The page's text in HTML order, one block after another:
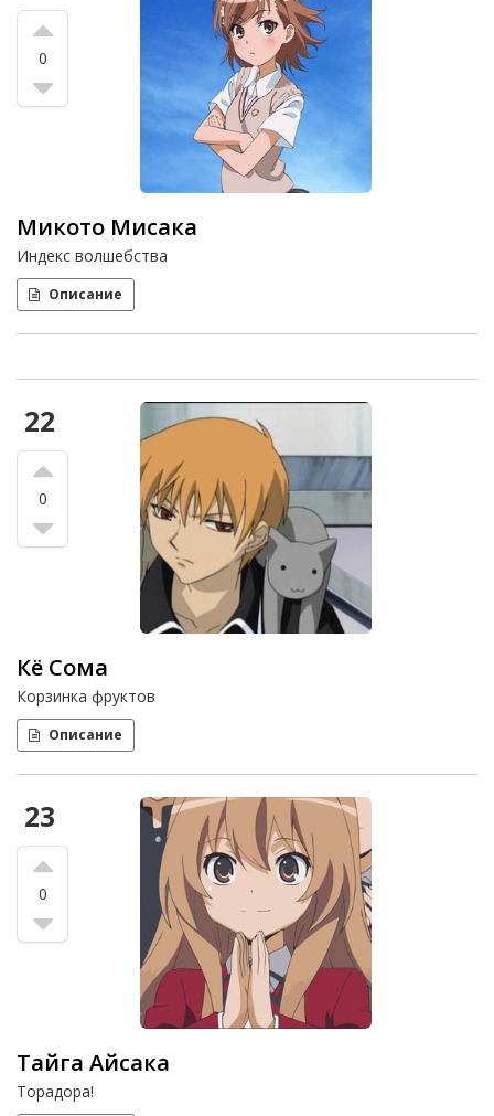
0
Микото Мисака
Индекс волшебства
Описание
22
0
Кё Сома
Корзинка фруктов
Описание
23
0
Тайга Айсака
Торадора!